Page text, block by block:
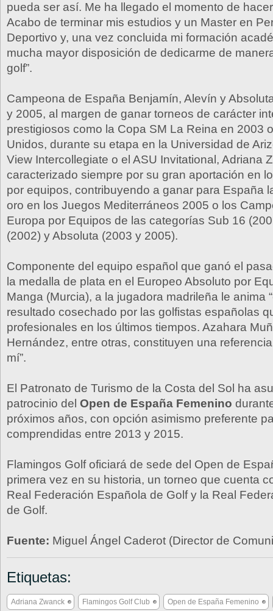
pueda ser así. Me ha llegado el momento de
Acabo de terminar mis estudios y un Master en
Deportivo y, una vez concluida mi formación
mucha mayor disposición de dedicarme de
golf”.
Campeona de España Benjamín, Alevín y
y 2005, al margen de ganar torneos de carácter
prestigiosos como la Copa SM La Reina en 2003
Unidos, durante su etapa en la Universidad de
View Intercollegiate o el ASU Invitational, Adriana
caracterizado siempre por su gran aportación en
por equipos, contribuyendo a ganar para España
oro en los Juegos Mediterráneos 2005 o los
Europa por Equipos de las categorías Sub 16
(2002) y Absoluta (2003 y 2005).
Componente del equipo español que ganó el
la medalla de plata en el Europeo Absoluto por
Manga (Murcia), a la jugadora madrileña le anima
resultado cosechado por las golfistas españolas
profesionales en los últimos tiempos. Azahara
Hernández, entre otras, constituyen una
mí”.
El Patronato de Turismo de la Costa del Sol ha
patrocinio del Open de España Femenino
próximos años, con opción asimismo preferente
comprendidas entre 2013 y 2015.
Flamingos Golf oficiará de sede del Open de
primera vez en su historia, un torneo que cuenta
Real Federación Española de Golf y la Real
de Golf.
Fuente: Miguel Ángel Caderot (Director de
Etiquetas:
Adriana Zwanck Flamingos Golf Club Open de España Femenino